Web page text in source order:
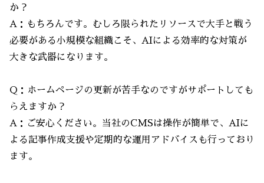
か？
A：もちろんです。むしろ限られたリソースで大手と戦う
必要がある小規模な組織こそ、AIによる効率的な対策が
大きな武器になります。
Q：ホームページの更新が苦手なのですがサポートしても
らえますか？
A：ご安心ください。当社のCMSは操作が簡単で、AIに
よる記事作成支援や定期的な運用アドバイスも行っており
ます。